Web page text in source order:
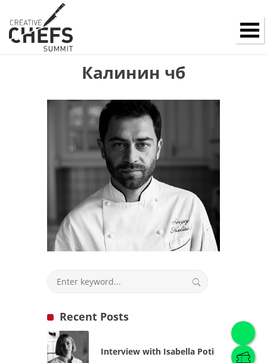
English
Калинин чб
Recent Posts
Interview with Isabella Poti